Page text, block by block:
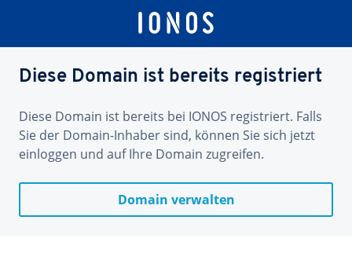
Diese Domain ist bereits registriert
Diese Domain ist bereits bei IONOS registriert. Falls
Sie der Domain-Inhaber sind, können Sie sich jetzt
einloggen und auf Ihre Domain zugreifen.
Domain verwalten